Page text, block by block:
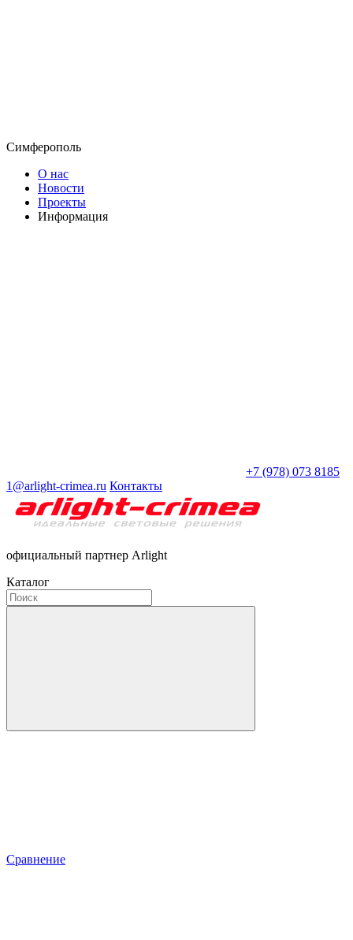
Симферополь
О нас
Новости
Проекты
Информация
+7 (978) 073 8185
1@arlight-crimea.ru Контакты
официальный партнер Arlight
Каталог
Сравнение